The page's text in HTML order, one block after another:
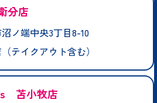
分店
ノ端中央3丁目8-10
テイクアウト含む）
苫小牧店